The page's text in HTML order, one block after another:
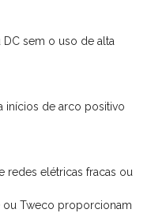
sem o uso de alta
inícios de arco positivo
redes elétricas fracas ou
ou Tweco proporcionam